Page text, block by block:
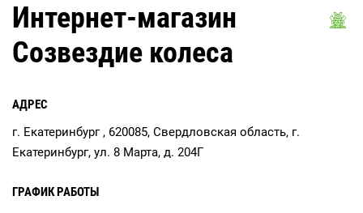
Интернет-магазин
Созвездие колеса
АДРЕС
г. Екатеринбург , 620085, Свердловская область, г.
Екатеринбург, ул. 8 Марта, д. 204Г
ГРАФИК РАБОТЫ